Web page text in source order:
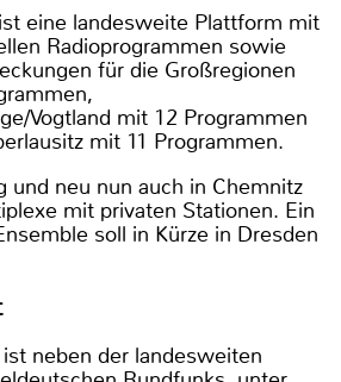
eine landesweite Plattform mit
Radioprogrammen sowie
für die Großregionen
Vogtland mit 12 Programmen
mit 11 Programmen.
und neu nun auch in Chemnitz
mit privaten Stationen. Ein
soll in Kürze in Dresden
neben der landesweiten